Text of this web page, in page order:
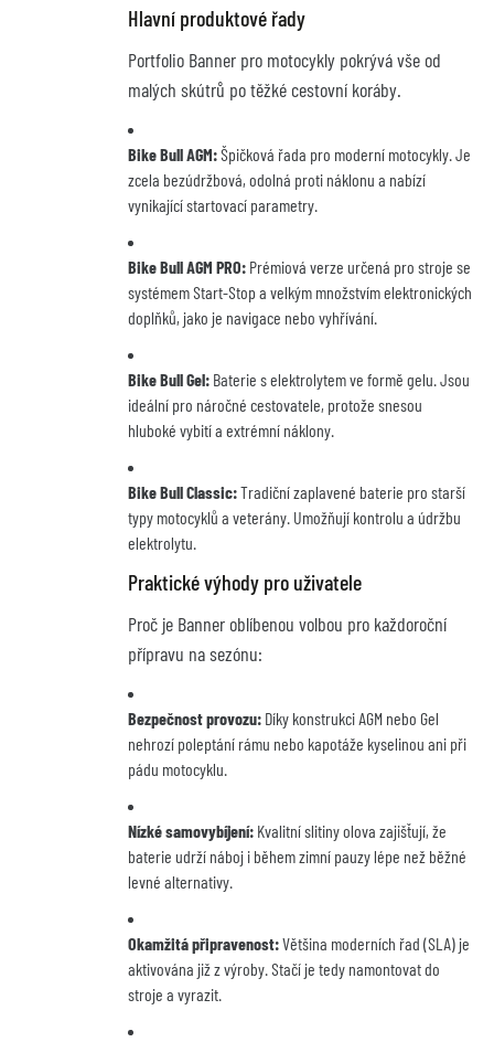
Hlavní produktové řady
Portfolio Banner pro motocykly pokrývá vše od
malých skútrů po těžké cestovní koráby.
Bike Bull AGM:Špičková řada pro moderní motocykly. Je
zcela bezúdržbová, odolná proti náklonu a nabízí
vynikající startovací parametry.
Bike Bull AGM PRO: Prémiová verze určená pro stroje se
systémem Start-Stop a velkým množstvím elektronických
doplňků, jako je navigace nebo vyhřívání.
Bike Bull Gel: Baterie s elektrolytem ve formě gelu. Jsou
ideální pro náročné cestovatele, protože snesou
hluboké vybití a extrémní náklony.
Bike Bull Classic:Tradiční zaplavené baterie pro starší
typy motocyklů a veterány. Umožňují kontrolu a údržbu
elektrolytu.
Praktické výhody pro uživatele
Proč je Banner oblíbenou volbou pro každoroční
přípravu na sezónu:
Bezpečnost provozu: Díky konstrukci AGM nebo Gel
nehrozí poleptání rámu nebo kapotáže kyselinou ani při
pádu motocyklu.
Nízké samovybíjení: Kvalitní slitiny olova zajišťují, že
baterie udrží náboj i během zimní pauzy lépe než běžné
levné alternativy.
Okamžitá připravenost:Většina moderních řad (SLA) je
aktivována již z výroby. Stačí je tedy namontovat do
stroje a vyrazit.